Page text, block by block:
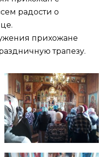
радости о
прихожане
трапезу.